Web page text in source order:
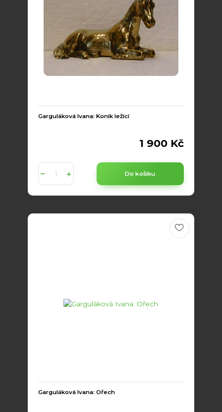
Garguláková Ivana: Koník ležící
1 900 Kč
Do košíku
Garguláková Ivana: Ořech